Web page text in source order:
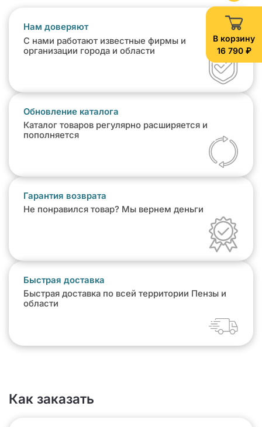
В корзину
16 790 ₽
Нам доверяют
С нами работают известные фирмы и
организации города и области
Обновление каталога
Каталог товаров регулярно расширяется и
пополняется
Гарантия возврата
Не понравился товар? Мы вернем деньги
Быстрая доставка
Быстрая доставка по всей территории Пензы и
области
Как заказать